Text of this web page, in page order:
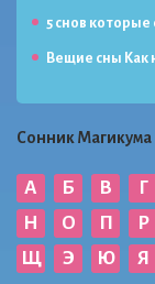
5 снов которые
Вещие сны Как
Сонник Магикума
А Б В Г
Н
О П Р
Щ
Э Ю Я